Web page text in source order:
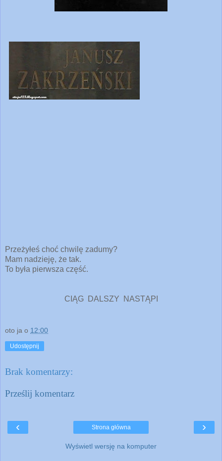
Przeżyłeś choć chwilę zadumy?
Mam nadzieję, że tak.
To była pierwsza część.
CIĄG DALSZY NASTĄPI
oto ja o 12:00
Udostępnij
Brak komentarzy:
Prześlij komentarz
‹ ›
Strona główna
Wyświetl wersję na komputer